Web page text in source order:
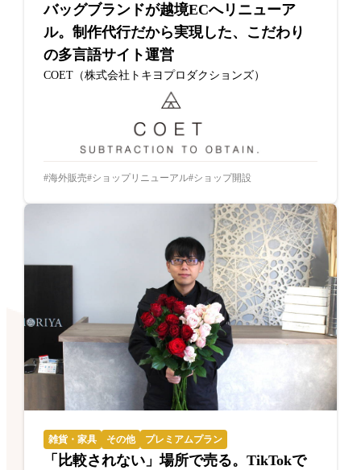
バッグブランドが越境ECへリニューア
ル。制作代行だから実現した、こだわり
の多言語サイト運営
COET（株式会社トキヨプロダクションズ）
海外販売 ショップリニューアル ショップ開設
雑貨・家具 その他 プレミアムプラン
「比較されない」場所で売る。TikTokで